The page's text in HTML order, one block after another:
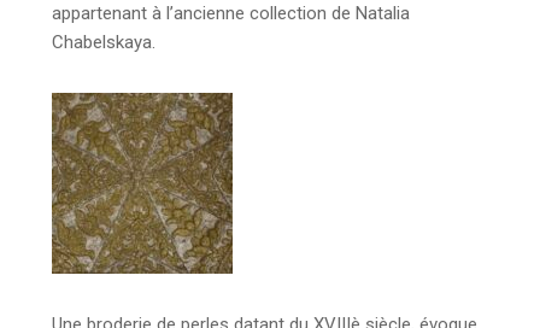
appartenant à l’ancienne collection de Natalia
Chabelskaya.